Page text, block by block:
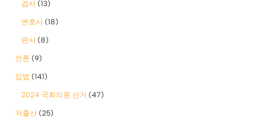
검사 (13)
변호사 (18)
판사 (8)
언론 (9)
입법 (141)
2024 국회의원 선거 (47)
저출산 (25)